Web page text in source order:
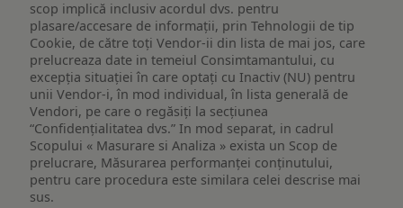
scop implică inclusiv acordul dvs. pentru
plasare/accesare de informații, prin Tehnologii de tip
Cookie, de către toți Vendor-ii din lista de mai jos, care
prelucreaza date in temeiul Consimtamantului, cu
excepția situației în care optați cu Inactiv (NU) pentru
unii Vendor-i, în mod individual, în lista generală de
Vendori, pe care o regăsiți la secțiunea
“Confidențialitatea dvs.” In mod separat, in cadrul
Scopului « Masurare si Analiza » exista un Scop de
prelucrare, Măsurarea performanței conținutului,
pentru care procedura este similara celei descrise mai
sus.